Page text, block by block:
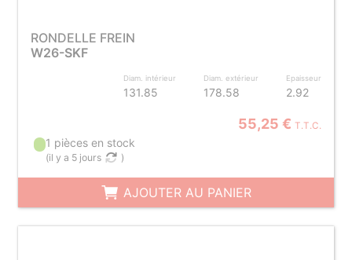
RONDELLE FREIN
W26-SKF
Diam. intérieur
131.85
Diam. extérieur
178.58
Epaisseur
2.92
55,25 € T.T.C.
1 pièces en stock
(il y a 5 jours )
AJOUTER AU PANIER